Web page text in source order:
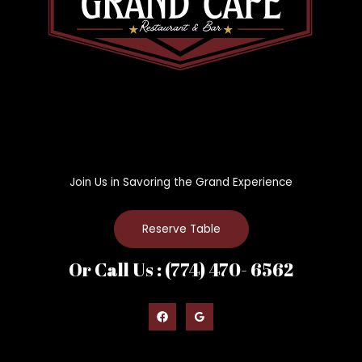
Join Us in Savoring the Grand Experience
Reserve Table
Or Call Us : (774) 470- 6562